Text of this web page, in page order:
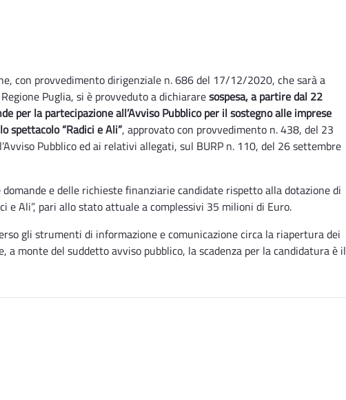
con provvedimento dirigenziale n. 686 del 17/12/2020, che sarà a
Puglia, si è provveduto a dichiararesospesa, a partire dal 22
per la partecipazione all’Avviso Pubblico per il sostegno alle imprese
spettacolo “Radici e Ali”, approvato con provvedimento n. 438, del 23
Pubblico ed ai relativi allegati, sul BURP n. 110, del 26 settembre
e delle richieste finanziarie candidate rispetto alla dotazione di
e Ali”, pari allo stato attuale a complessivi 35 milioni di Euro.
gli strumenti di informazione e comunicazione circa la riapertura dei
monte del suddetto avviso pubblico, la scadenza per la candidatura è il